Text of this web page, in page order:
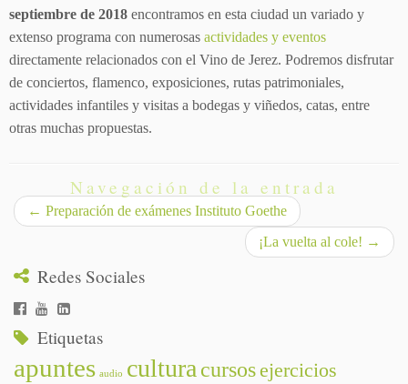
septiembre de 2018 encontramos en esta ciudad un variado y
extenso programa con numerosas actividades y eventos
directamente relacionados con el Vino de Jerez. Podremos disfrutar
de conciertos, flamenco, exposiciones, rutas patrimoniales,
actividades infantiles y visitas a bodegas y viñedos, catas, entre
otras muchas propuestas.
Navegación de la entrada
← Preparación de exámenes Instituto Goethe
¡La vuelta al cole! →
Redes Sociales
Etiquetas
apuntes audio cultura cursos ejercicios